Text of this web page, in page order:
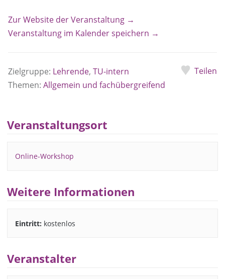
Zur Website der Veranstaltung →
Veranstaltung im Kalender speichern →
Zielgruppe: Lehrende, TU-intern
Themen: Allgemein und fachübergreifend
Teilen
Veranstaltungsort
Online-Workshop
Weitere Informationen
Eintritt: kostenlos
Veranstalter